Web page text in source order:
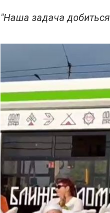
"Наша задача добиться